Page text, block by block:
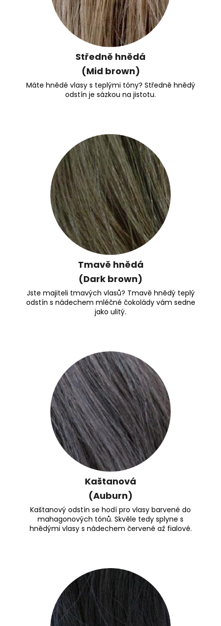
Středně hnědá
(Mid brown)
Máte hnědé vlasy s teplými tóny? Středně hnědý
odstín je sázkou na jistotu.
Tmavě hnědá
(Dark brown)
Jste majiteli tmavých vlasů? Tmavě hnědý teplý
odstín s nádechem mléčné čokolády vám sedne
jako ulitý.
Kaštanová
(Auburn)
Kaštanový odstín se hodí pro vlasy barvené do
mahagonových tónů. Skvěle tedy splyne s
hnědými vlasy s nádechem červené až fialové.